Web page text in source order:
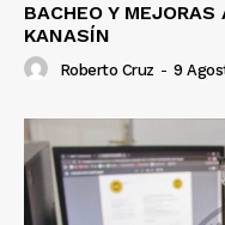
BACHEO Y
KANASÍN
Roberto Cruz - 9